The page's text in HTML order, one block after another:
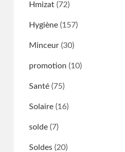
Hmizat (72)
Hygiène (157)
Minceur (30)
promotion (10)
Santé (75)
Solaire (16)
solde (7)
Soldes (20)